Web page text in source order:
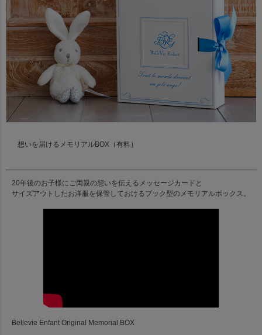
想いを届けるメモリアルBOX（有料）
20年後のお子様にご両親の想いを伝えるメッセージカードと
サイズアウトしたお洋服を保管しておけるブック型のメモリアルボックス。
Bellevie Enfant Original Memorial BOX